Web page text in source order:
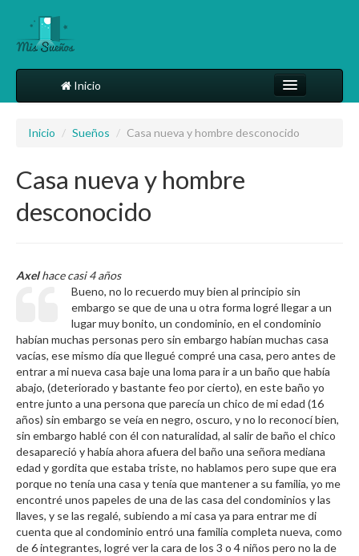
Inicio
Más
Inicio / Sueños / Casa nueva y hombre desconocido
Casa nueva y hombre
desconocido
Axelhace casi 4 años
Bueno, no lo recuerdo muy bien al principio sin
embargo se que de una u otra forma logré llegar a un
lugar muy bonito, un condominio, en el condominio
habían muchas personas pero sin embargo habían muchas casa
vacías, ese mismo día que llegué compré una casa, pero antes de
entrar a mi nueva casa baje una loma para ir a un baño que había
abajo, (deteriorado y bastante feo por cierto), en este baño yo
entre junto a una persona que parecía un chico de mi edad (16
años) sin embargo se veía en negro, oscuro, y no lo reconocí bien,
sin embargo hablé con él con naturalidad, al salir de baño el chico
desapareció y había ahora afuera del baño una señora mediana
edad y gordita que estaba triste, no hablamos pero supe que era
porque no tenía una casa y tenía que mantener a su familia, yo me
encontré unos papeles de una de las casa del condominios y las
llaves, y se las regalé, subiendo a mi casa ya para entrar me di
cuenta que al condominio entró una familia completa nueva, como
de 6 integrantes, logré ver la cara de los 3 o 4 niños pero no la de